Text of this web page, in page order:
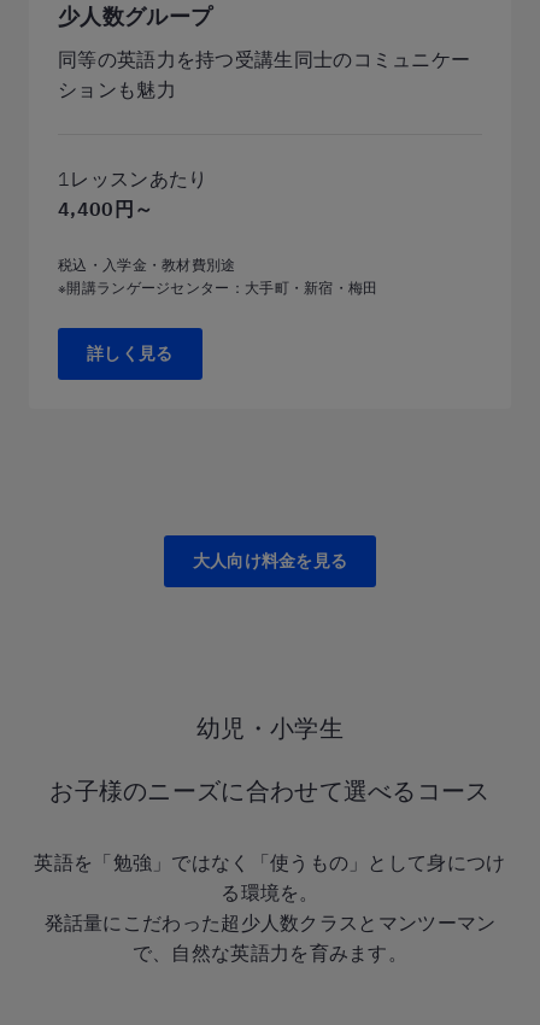
少人数グループ
同等の英語力を持つ受講生同士のコミュニケー
ションも魅力
1レッスンあたり
4,400円～
税込・入学金・教材費別途
※開講ランゲージセンター：大手町・新宿・梅田
詳しく見る
大人向け料金を見る
幼児・小学生
お子様のニーズに合わせて選べるコース
英語を「勉強」ではなく「使うもの」として身につけ
る環境を。
発話量にこだわった超少人数クラスとマンツーマン
で、自然な英語力を育みます。